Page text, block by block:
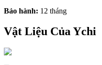
Bảo hành: 12 tháng
Vật Liệu Của Ychi